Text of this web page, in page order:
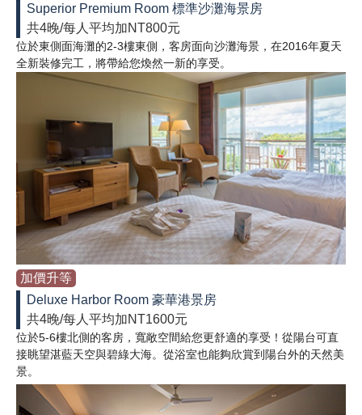
Superior Premium Room 標準沙灘海景房
共4晚/每人平均加NT800元
位於東側面海灘的2-3樓東側，客房面向沙灘海景，在2016年夏天
全新裝修完工，將帶給您煥然一新的享受。
加價升等
Deluxe Harbor Room 豪華港景房
共4晚/每人平均加NT1600元
位於5-6樓北側的客房，寬敞空間給您更舒適的享受！從陽台可直
接眺望湛藍天空與碧綠大海。從浴室也能夠欣賞到陽台外的天然美
景。